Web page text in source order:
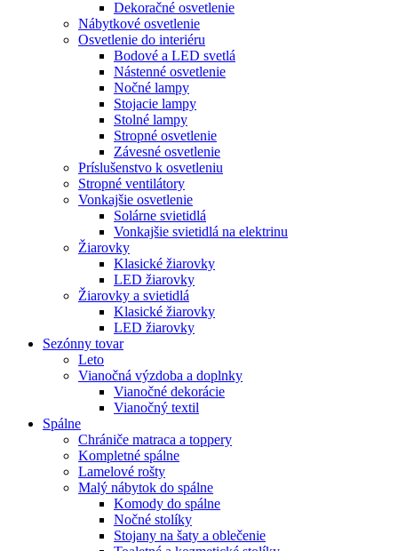
Dekoračné osvetlenie
Nábytkové osvetlenie
Osvetlenie do interiéru
Bodové a LED svetlá
Nástenné osvetlenie
Nočné lampy
Stojacie lampy
Stolné lampy
Stropné osvetlenie
Závesné osvetlenie
Príslušenstvo k osvetleniu
Stropné ventilátory
Vonkajšie osvetlenie
Solárne svietidlá
Vonkajšie svietidlá na elektrinu
Žiarovky
Klasické žiarovky
LED žiarovky
Žiarovky a svietidlá
Klasické žiarovky
LED žiarovky
Sezónny tovar
Leto
Vianočná výzdoba a doplnky
Vianočné dekorácie
Vianočný textil
Spálne
Chrániče matraca a toppery
Kompletné spálne
Lamelové rošty
Malý nábytok do spálne
Komody do spálne
Nočné stolíky
Stojany na šaty a oblečenie